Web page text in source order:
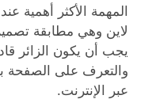
المهمة الأكثر أهمية
لاين وهي مطابقة تصميم
يجب أن يكون الزائر
والتعرف على الصفحة
عبر الإنترنت.